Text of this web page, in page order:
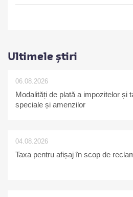
Ultimele știri
06.08.2026
Modalități de plată a impozitelor și
speciale și amenzilor
04.08.2026
Taxa pentru afișaj în scop de